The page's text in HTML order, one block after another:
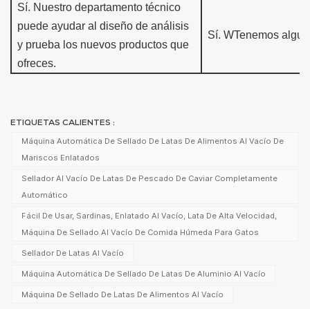
Sí. Nuestro departamento técnico
puede ayudar al diseño de análisis
y prueba los nuevos productos que
ofreces.
Sí. WTenemos
ETIQUETAS CALIENTES :
Máquina Automática De Sellado De Latas De Alimentos Al Vacío De
Mariscos Enlatados
Sellador Al Vacío De Latas De Pescado De Caviar Completamente
Automático
Fácil De Usar, Sardinas, Enlatado Al Vacío, Lata De Alta Velocidad,
Máquina De Sellado Al Vacío De Comida Húmeda Para Gatos
Sellador De Latas Al Vacío
Máquina Automática De Sellado De Latas De Aluminio Al Vacío
Máquina De Sellado De Latas De Alimentos Al Vacío